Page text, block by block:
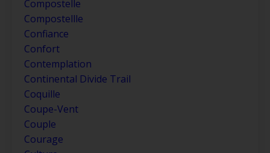
Compostelle
Compostellle
Confiance
Confort
Contemplation
Continental Divide Trail
Coquille
Coupe-Vent
Couple
Courage